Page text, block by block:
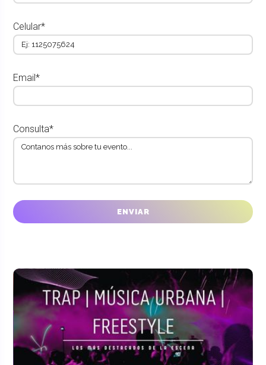
Celular*
Email*
Consulta*